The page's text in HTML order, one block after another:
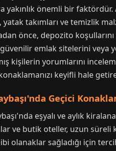
yakınlık önemli bir
yatak takımları ve temizlik
önce, depozito
emlak sitelerini veya
kişilerin yorumlarını
keyifli hale
Geçici
eşyalı ve aylık
ve butik oteller, uzun süreli
olanaklar sağladığı için